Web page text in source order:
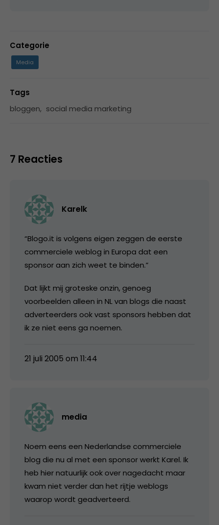
Categorie
Media
Tags
bloggen, social media marketing
7 Reacties
Karelk
“Blogo.it is volgens eigen zeggen de eerste
commerciele weblog in Europa dat een
sponsor aan zich weet te binden.”
Dat lijkt mij groteske onzin, genoeg
voorbeelden alleen in NL van blogs die naast
adverteerders ook vast sponsors hebben dat
ik ze niet eens ga noemen.
21 juli 2005 om 11:44
media
Noem eens een Nederlandse commerciele
blog die nu al met een sponsor werkt Karel. Ik
heb hier natuurlijk ook over nagedacht maar
kwam niet verder dan het rijtje weblogs
waarop wordt geadverteerd.